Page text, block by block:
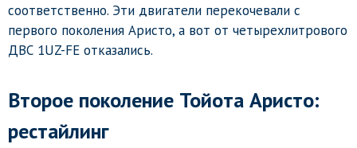
соответственно. Эти двигатели перекочевали с
первого поколения Аристо, а вот от четырехлитрового
ДВС 1UZ-FE отказались.
Второе поколение Тойота Аристо:
рестайлинг